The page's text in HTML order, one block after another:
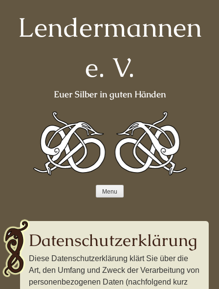
contentLendermannen
e. V.
Euer Silber in guten Händen
Menu
Datenschutzerklärung
Diese Datenschutzerklärung klärt Sie über die
Art, den Umfang und Zweck der Verarbeitung von
personenbezogenen Daten (nachfolgend kurz